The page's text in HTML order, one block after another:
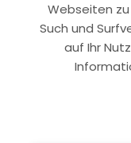
Datenschutz
Webseiten
Such und
auf Ihr